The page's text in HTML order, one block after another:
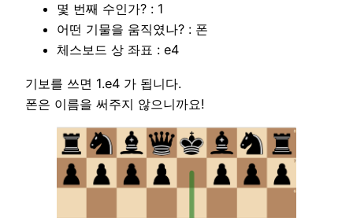
몇 번째 수인가? : 1
어떤 기물을 움직였나? : 폰
체스보드 상 좌표 : e4
기보를 쓰면 1.e4 가 됩니다.
폰은 이름을 써주지 않으니까요!